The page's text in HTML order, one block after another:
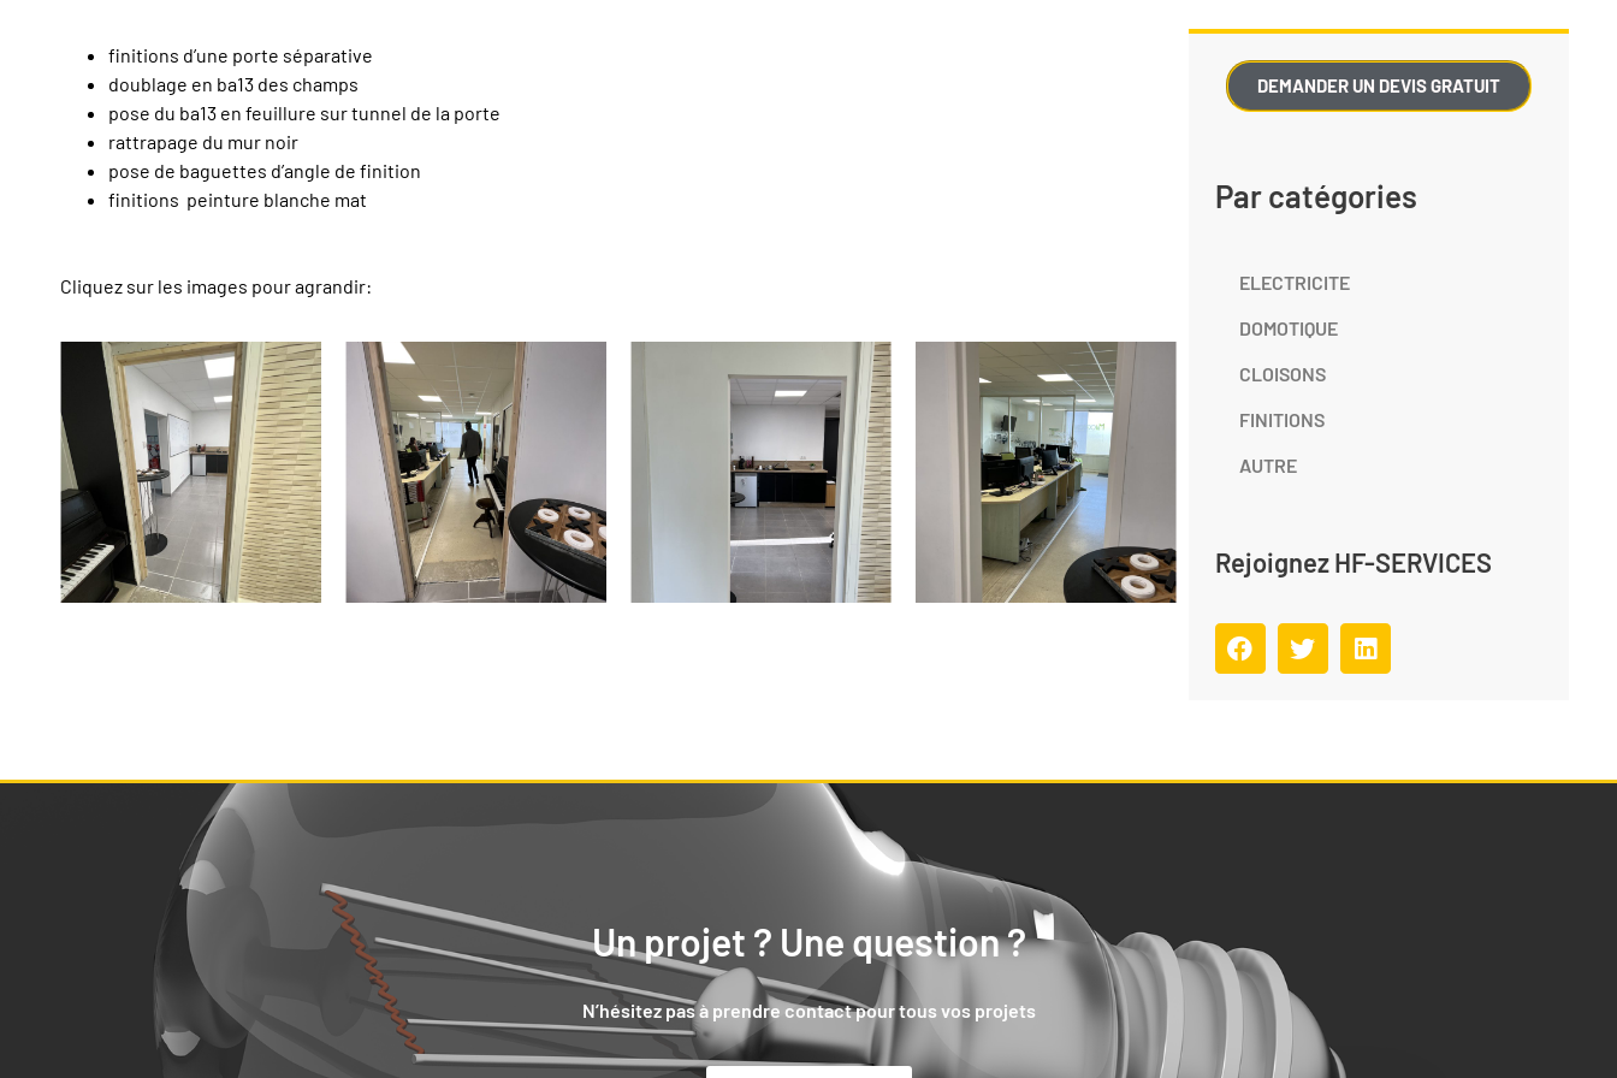
finitions d’une porte séparative
doublage en ba13 des champs
pose du ba13 en feuillure sur tunnel de la porte
rattrapage du mur noir
pose de baguettes d’angle de finition
finitions peinture blanche mat
Cliquez sur les images pour agrandir:
DEMANDER UN DEVIS GRATUIT
Par catégories
ELECTRICITE
DOMOTIQUE
CLOISONS
FINITIONS
AUTRE
Rejoignez HF-SERVICES
Un projet ? Une question ?
N’hésitez pas à prendre contact pour tous vos projets